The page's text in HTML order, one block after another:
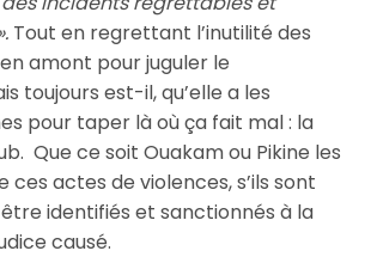
Tout en regrettant l’inutilité des
amont pour juguler le
toujours est-il, qu’elle a les
pour taper là où ça fait mal : la
Que ce soit Ouakam ou Pikine les
ces actes de violences, s’ils sont
identifiés et sanctionnés à la
causé.